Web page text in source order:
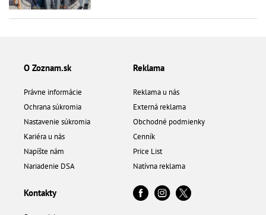
O Zoznam.sk
Právne informácie
Ochrana súkromia
Nastavenie súkromia
Kariéra u nás
Napíšte nám
Nariadenie DSA
Reklama
Reklama u nás
Externá reklama
Obchodné podmienky
Cenník
Price List
Natívna reklama
Kontakty